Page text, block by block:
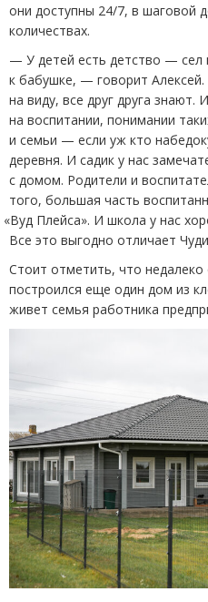
они доступны 24/7, в шаговой
количествах.
— У детей есть детство — сел
к бабушке, — говорит
на виду, все друг друга знают.
на воспитании, понимании
и семьи — если уж кто
деревня. И садик у нас
с домом. Родители и
того, большая часть
«Вуд Плейса». И школа у нас
Все это выгодно отличает
Стоит отметить, что недалеко
построился еще один дом из
живет семья работника